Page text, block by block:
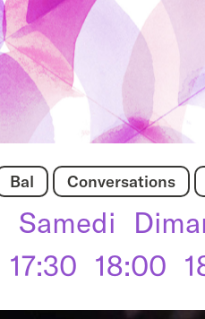
Bal Conversations
Samedi
17:30 18:00